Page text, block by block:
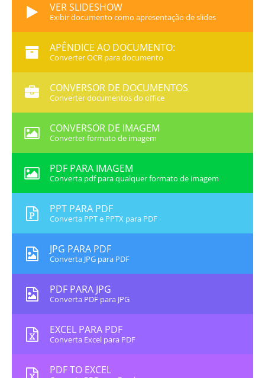
VER SLIDESHOW
Exibir documento como apresentação de slides
APÊNDICE AO DOCUMENTO:
Converter OCR para documento
CONVERSOR DE DOCUMENTOS
Converter documentos do office
CONVERSOR DE IMAGEM
Converter formato de imagem
PDF PARA IMAGEM
Converta pdf para qualquer formato de imagem
PPT PARA PDF
Converta PPT e PPTX para PDF
JPG PARA PDF
Converta JPG para PDF
PDF PARA JPG
Converta PDF para JPG
EXCEL PARA PDF
Converta Excel para PDF
PDF TO EXCEL